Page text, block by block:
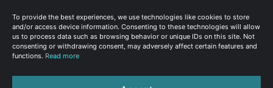
To provide the best experiences, we use technologies like cookies to store
and/or access device information. Consenting to these technologies will allow
us to process data such as browsing behavior or unique IDs on this site. Not
consenting or withdrawing consent, may adversely affect certain features and
functions. Read more
Γενική Διεύθυνση Ανάπτυξης
Υπουργείο Οικονομικών | Κυπριακή Δημοκρατία
Ιστ: